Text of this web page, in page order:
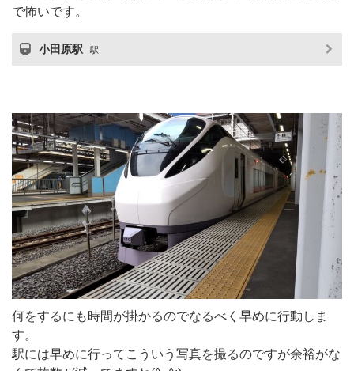
で怖いです。
小田原駅 駅
何をするにも時間が掛かるのでなるべく早めに行動しま
す。
駅には早めに行ってこういう写真を撮るのですが余裕がな